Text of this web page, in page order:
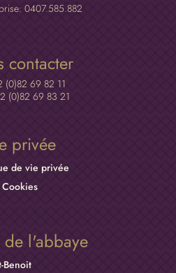
0407.585.882
contacter
(0)82 69 82 11
(0)82 69 83 21
privée
de vie privée
Cookies
l'abbaye
Benoit